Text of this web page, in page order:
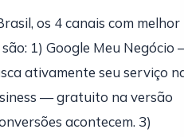
os 4 canais com melhor
1) Google Meu Negócio
ativamente seu serviço
— gratuito na versão
acontecem. 3)